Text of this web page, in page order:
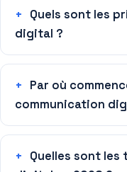
Quels sont les
digital ?
Par où
communication
Quelles sont